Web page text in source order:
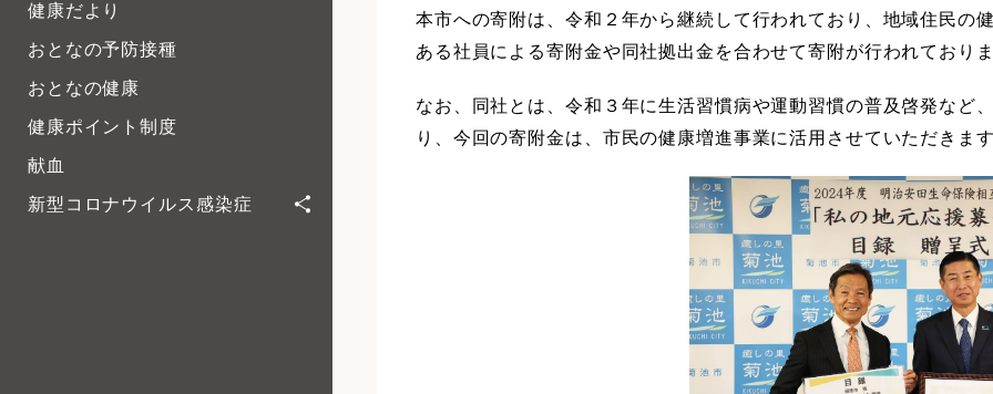
健康だより
おとなの予防接種
おとなの健康
健康ポイント制度
献血
新型コロナウイルス感染症
本市への寄附は、令和２年から継続して行われており、地域住民の
ある社員による寄附金や同社拠出金を合わせて寄附が行われており
なお、同社とは、令和３年に生活習慣病や運動習慣の普及啓発など
り、今回の寄附金は、市民の健康増進事業に活用させていただきま